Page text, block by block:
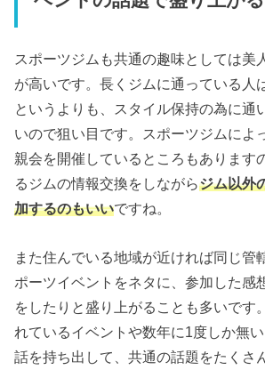
スポーツジムも共通の趣味としては美
が高いです。長くジムに通っている人
というよりも、スタイル保持の為に通
いので狙い目です。スポーツジムによ
親会を開催しているところもあります
るジムの情報交換をしながらジム以外
加するのもいいですね。
また住んでいる地域が近ければ同じ管
ポーツイベントをネタに、参加した感
をしたりと盛り上がることも多いです
れているイベントや数年に1度しか無
話を持ち出して、共通の話題をたくさ